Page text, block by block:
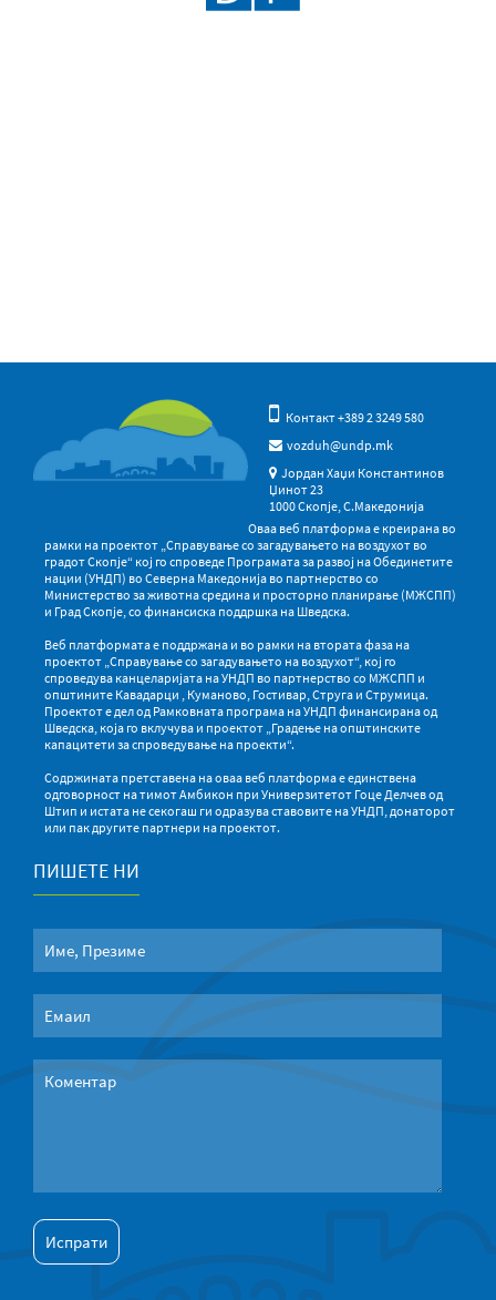
Контакт +389 2 3249 580
vozduh@undp.mk
Јордан Хаџи Константинов
Џинот 23
1000 Скопје, С.Македонија
Оваа веб платформа е креирана во
рамки на проектот „Справување со загадувањето на воздухот во
градот Скопје“ кој го спроведе Програмата за развој на Обединетите
нации (УНДП) во Северна Македонија во партнерство со
Министерство за животна средина и просторно планирање (МЖСПП)
и Град Скопје, со финансиска поддршка на Шведска.
Веб платформата е поддржана и во рамки на втората фаза на
проектот „Справување со загадувањето на воздухот“, кој го
спроведува канцеларијата на УНДП во партнерство со МЖСПП и
општините Кавадарци , Куманово, Гостивар, Струга и Струмица.
Проектот е дел од Рамковната програма на УНДП финансирана од
Шведска, која го вклучува и проектот „Градење на општинските
капацитети за спроведување на проекти“.
Содржината претставена на оваа веб платформа е единствена
одговорност на тимот Амбикон при Универзитетот Гоце Делчев од
Штип и истата не секогаш ги одразува ставовите на УНДП, донаторот
или пак другите партнери на проектот.
ПИШЕТЕ НИ